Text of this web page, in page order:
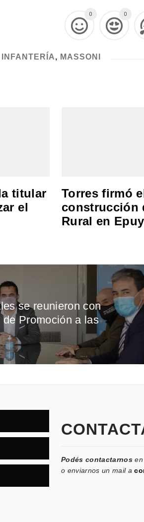
0 0
INFANTERÍA, MASSONI
titular
el
Torres firmó
construcción
Rural en
se reunieron con
Promoción a las
Podés contactarnos
o enviarnos un mail a